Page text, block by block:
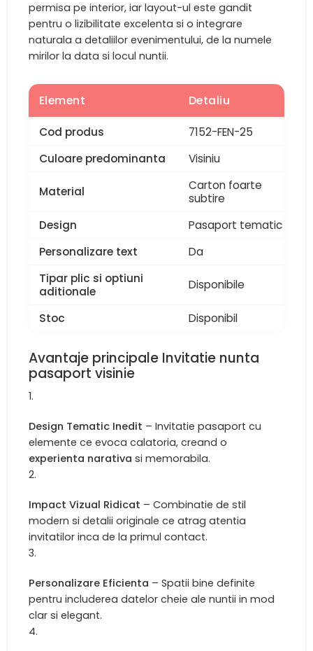
permisa pe interior, iar layout-ul este gandit
pentru o lizibilitate excelenta si o integrare
naturala a detaliilor evenimentului, de la numele
mirilor la data si locul nuntii.
Element Detaliu
Cod produs
7152-FEN-25
Culoare predominanta
Visiniu
Material
Carton foarte
subtire
Design
Pasaport tematic
Personalizare text
Da
Tipar plic si optiuni
aditionale
Disponibile
Stoc Disponibil
Avantaje principale Invitatie nunta
pasaport visinie
Design Tematic Inedit – Invitatie pasaport cu
elemente ce evoca calatoria, creand o
experienta narativa si memorabila.
Impact Vizual Ridicat – Combinatie de stil
modern si detalii originale ce atrag atentia
invitatilor inca de la primul contact.
Personalizare Eficienta – Spatii bine definite
pentru includerea datelor cheie ale nuntii in mod
clar si elegant.